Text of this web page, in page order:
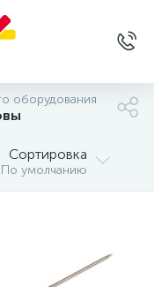
оборудования
Сортировка
По умолчанию